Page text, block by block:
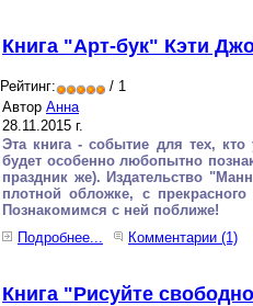
Книга "Арт-бук" Кэти
Рейтинг:
/ 1
Автор Анна
28.11.2015 г.
Эта книга - событие для тех,
будет особенно любопытно
праздник же). Издательство
плотной обложке, с
Познакомимся с ней поближе!
Подробнее...
Комментарии (1)
Книга "Рисуйте